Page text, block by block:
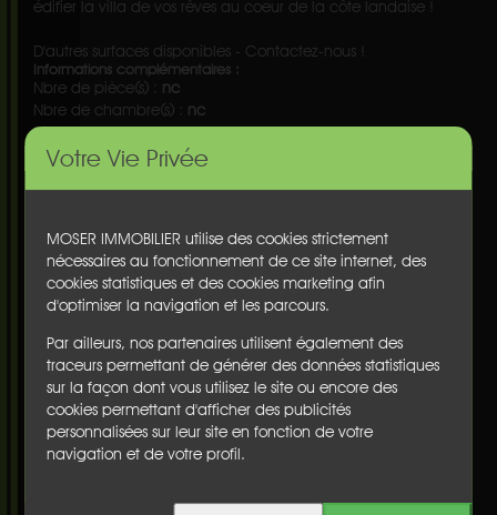
Votre Vie Privée
MOSER IMMOBILIER utilise des cookies strictement
nécessaires au fonctionnement de ce site internet, des
cookies statistiques et des cookies marketing afin
d'optimiser la navigation et les parcours.
Par ailleurs, nos partenaires utilisent également des
traceurs permettant de générer des données statistiques
sur la façon dont vous utilisez le site ou encore des
cookies permettant d'afficher des publicités
personnalisées sur leur site en fonction de votre
navigation et de votre profil.
édifier la villa de vos rêves au coeur de la côte landaise !
D'autres surfaces disponibles - Contactez-nous !
Informations complémentaires :
Nbre de pièce(s) : nc
Nbre de chambre(s) : nc
Surface :nc
Surface du terrain : 645 m²
Garage : non
Parking :non
Chauffage :nc
Etage :nc
Honoraires :€
Diagnostics